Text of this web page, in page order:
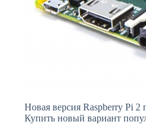
Новая версия Raspberry Pi 2
Купить новый вариант